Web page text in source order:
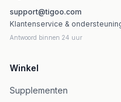
support@tigoo.com
Klantenservice &
Antwoord binnen 24 uur
Winkel
Supplementen